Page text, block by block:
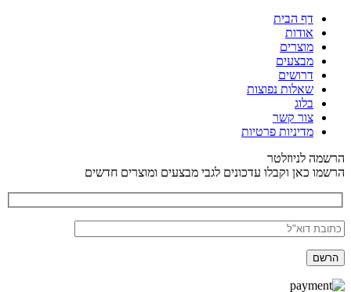
דף הבית
אודות
מוצרים
מבצעים
דרושים
שאלות נפוצות
בלוג
צור קשר
מדיניות פרטיות
הרשמה לניוזלטר
הרשמו כאן וקבלו עדכונים לגבי מבצעים ומוצרים חדשים